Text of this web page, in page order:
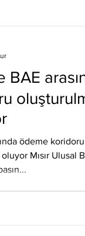
Ethereum
BAE
ödeme koridoru
Mısır Ulusal